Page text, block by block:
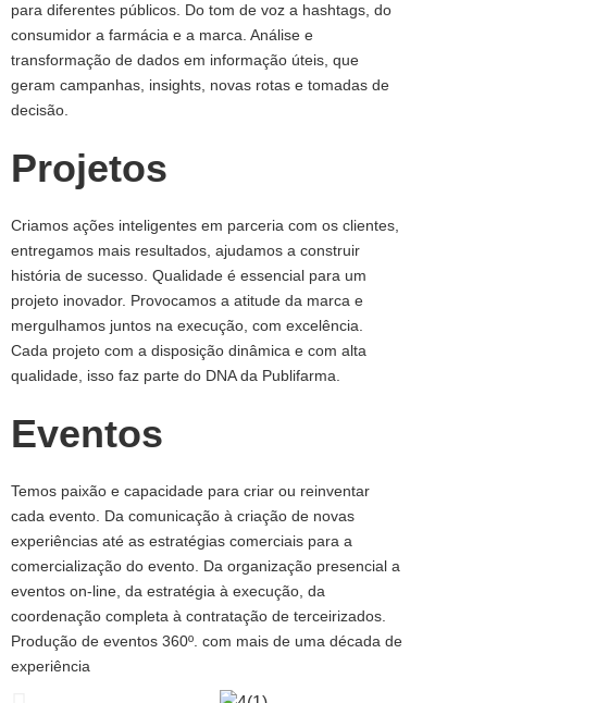
para diferentes públicos. Do tom de voz a hashtags, do
consumidor a farmácia e a marca. Análise e
transformação de dados em informação úteis, que
geram campanhas, insights, novas rotas e tomadas de
decisão.
Projetos
Criamos ações inteligentes em parceria com os clientes,
entregamos mais resultados, ajudamos a construir
história de sucesso. Qualidade é essencial para um
projeto inovador. Provocamos a atitude da marca e
mergulhamos juntos na execução, com excelência.
Cada projeto com a disposição dinâmica e com alta
qualidade, isso faz parte do DNA da Publifarma.
Eventos
Temos paixão e capacidade para criar ou reinventar
cada evento. Da comunicação à criação de novas
experiências até as estratégias comerciais para a
comercialização do evento. Da organização presencial a
eventos on-line, da estratégia à execução, da
coordenação completa à contratação de terceirizados.
Produção de eventos 360º. com mais de uma década de
experiência